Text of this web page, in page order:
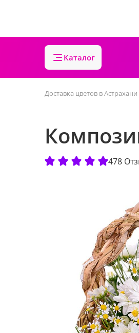
Каталог
Доставка цветов в Астрахани
478